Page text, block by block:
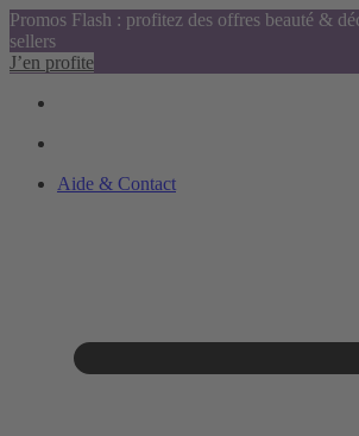
Promos Flash : profitez des offres beauté &
sellers
J’en profite
Aide & Contact